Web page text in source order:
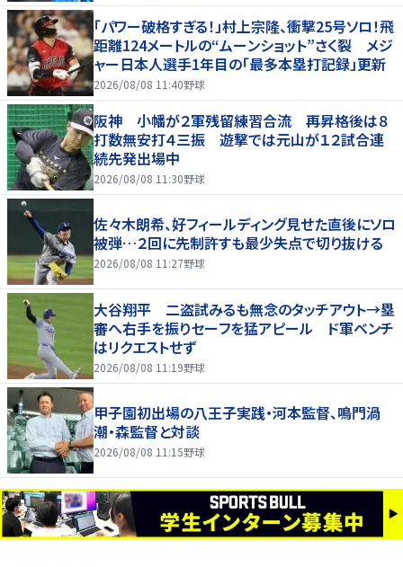
「パワー破格すぎる！」村上宗隆、衝撃25号ソロ！飛
距離124メートルの“ムーンショット”さく裂 メジ
ャー日本人選手1年目の「最多本塁打記録」更新
2026/08/08 11:40野球
阪神 小幡が２軍残留練習合流 再昇格後は８
打数無安打４三振 遊撃では元山が１２試合連
続先発出場中
2026/08/08 11:30野球
佐々木朗希、好フィールディング見せた直後にソロ
被弾…２回に先制許すも最少失点で切り抜ける
2026/08/08 11:27野球
大谷翔平 二盗試みるも無念のタッチアウト→塁
審へ右手を振りセーフを猛アピール ド軍ベンチ
はリクエストせず
2026/08/08 11:19野球
甲子園初出場の八王子実践・河本監督、鳴門渦
潮・森監督と対談
2026/08/08 11:15野球